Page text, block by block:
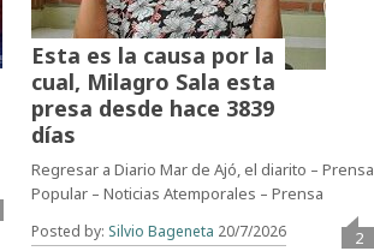
Esta es la causa por la
cual, Milagro Sala esta
presa desde hace 3839
días
Regresar a Diario Mar de Ajó, el diarito – Prensa
Popular – Noticias Atemporales – Prensa
Posted by: Silvio Bageneta 20/7/2026 2